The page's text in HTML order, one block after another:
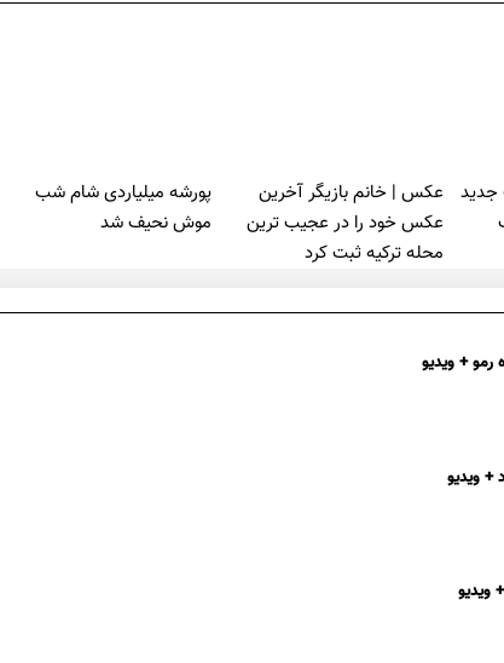
جدید
عکس | خانم بازیگر آخرین
عکس خود را در عجیب ترین
محله ترکیه ثبت کرد
پورشه میلیاردی شام شب
موش‌ نحیف شد
رمو + ویدیو
+ ویدیو